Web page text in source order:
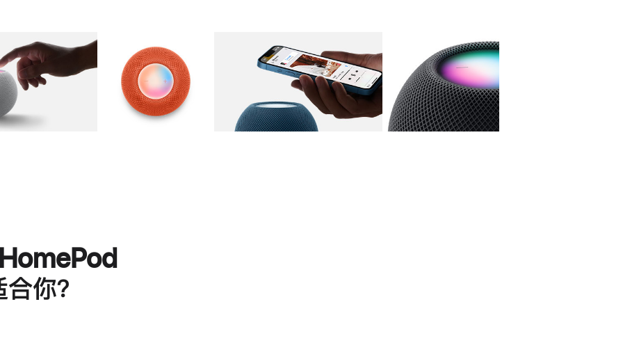
图库 图像 图库 图像 图库 图像 4 图库 图像 5
你？